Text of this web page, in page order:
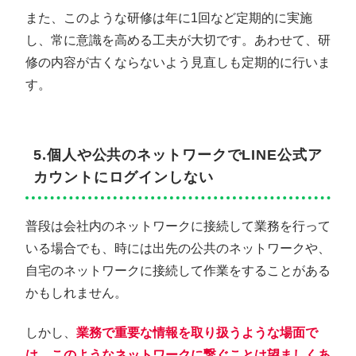
また、このような研修は年に1回など定期的に実施
し、常に意識を高める工夫が大切です。あわせて、研
修の内容が古くならないよう見直しも定期的に行いま
す。
5.個人や公共のネットワークでLINE公式ア
カウントにログインしない
普段は会社内のネットワークに接続して業務を行って
いる場合でも、時には出先の公共のネットワークや、
自宅のネットワークに接続して作業をすることがある
かもしれません。
しかし、 業務で重要な情報を取り扱うような場面で